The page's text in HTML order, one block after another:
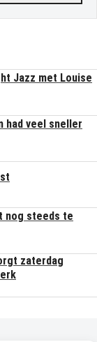
Jazz met Louise
had veel sneller
nog steeds te
zaterdag